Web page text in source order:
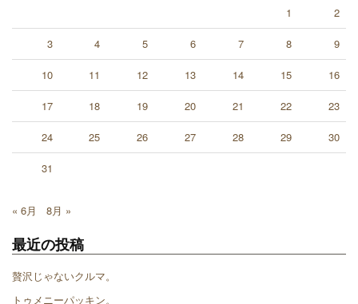
1 2
3 4 5 6 7 8 9
10 11 12 13 14 15 16
17 18 19 20 21 22 23
24 25 26 27 28 29 30
31
« 6月 8月 »
最近の投稿
贅沢じゃないクルマ。
トゥメニーパッキン。